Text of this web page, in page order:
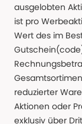
ausgelobten
ist pro
Wert des im
reduzierter
Aktionen oder
exklusiv über